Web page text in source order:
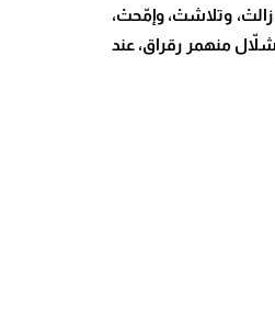
زالتْ، وتلاشتْ، وإمّحتْ،
منهمر رقراق، عند